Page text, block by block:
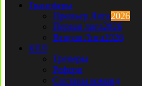
Трансферы
Премьер Лига2026
Первая лига2026
Вторая Лига2026
КПЛ
Тренеры
Рефери
Составы команд